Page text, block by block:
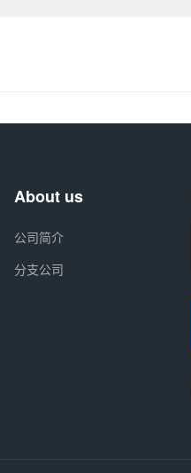
About us
公司简介
分支公司